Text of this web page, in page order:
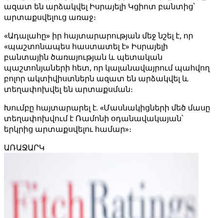
ազատ են արձակվել Իսրայելի Կցիոտ բանտից՝
արտաքսվելուց առաջ։
«Ադալահը» իր հայտարարության մեջ նշել է, որ
«պաշտոնապես հաստատել է» Իսրայելի
բանտային ծառայության և պետական ​​
պաշտոնյաների հետ, որ կալանավայրում պահվող
բոլոր ակտիվիստներն ազատ են արձակվել և
տեղափոխվել են արտաքսման։
Խումբը հայտարարել է. «Մասնակիցների մեծ մասը
տեղափոխվում է Ռամոնի օդանավակայան՝
երկրից արտաքսվելու համար»։
ԱՌԱՋԱՐԿ